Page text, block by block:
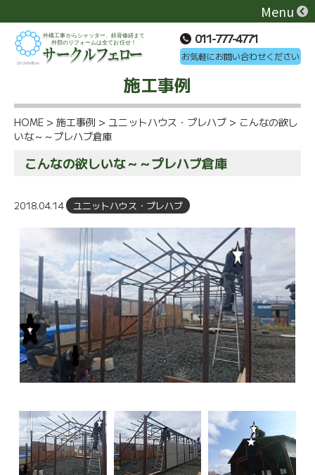
Menu
011-777-4771
お気軽にお問い合わせください
施工事例
HOME > 施工事例 > ユニットハウス・プレハブ > こんなの欲し
いな～～プレハブ倉庫
こんなの欲しいな～～プレハブ倉庫
2018.04.14 ユニットハウス・プレハブ